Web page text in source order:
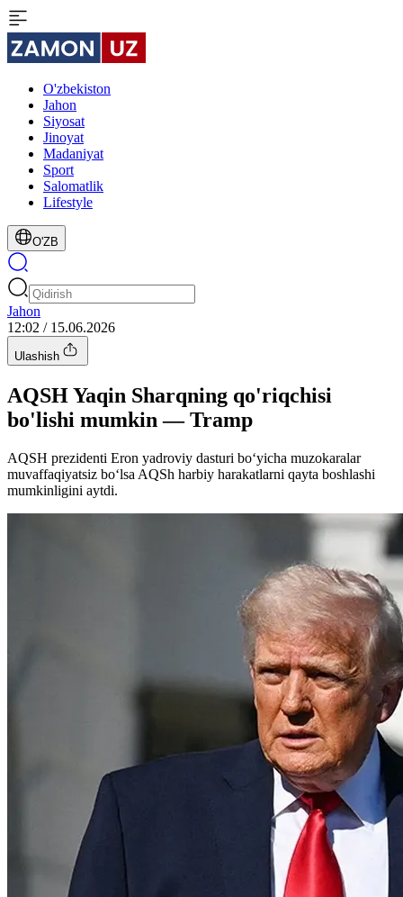
O'zbekiston
Jahon
Siyosat
Jinoyat
Madaniyat
Sport
Salomatlik
Lifestyle
O'ZB
Jahon
12:02 / 15.06.2026
Ulashish
AQSH Yaqin Sharqning qo'riqchisi
bo'lishi mumkin — Tramp
AQSH prezidenti Eron yadroviy dasturi bo‘yicha muzokaralar
muvaffaqiyatsiz bo‘lsa AQSh harbiy harakatlarni qayta boshlashi
mumkinligini aytdi.